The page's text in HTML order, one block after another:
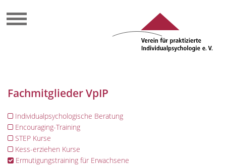
Fachmitglieder VpIP
Individualpsychologische Beratung
Encouraging-Training
STEP Kurse
Kess-erziehen Kurse
Ermutigungstraining für Erwachsene